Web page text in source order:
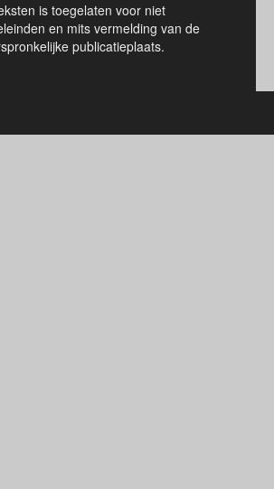
is toegelaten voor niet
en mits vermelding van de
publicatieplaats.